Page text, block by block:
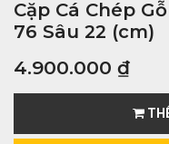
Cặp Cá Chép
76 Sâu 22 (cm)
4.900.000 ₫